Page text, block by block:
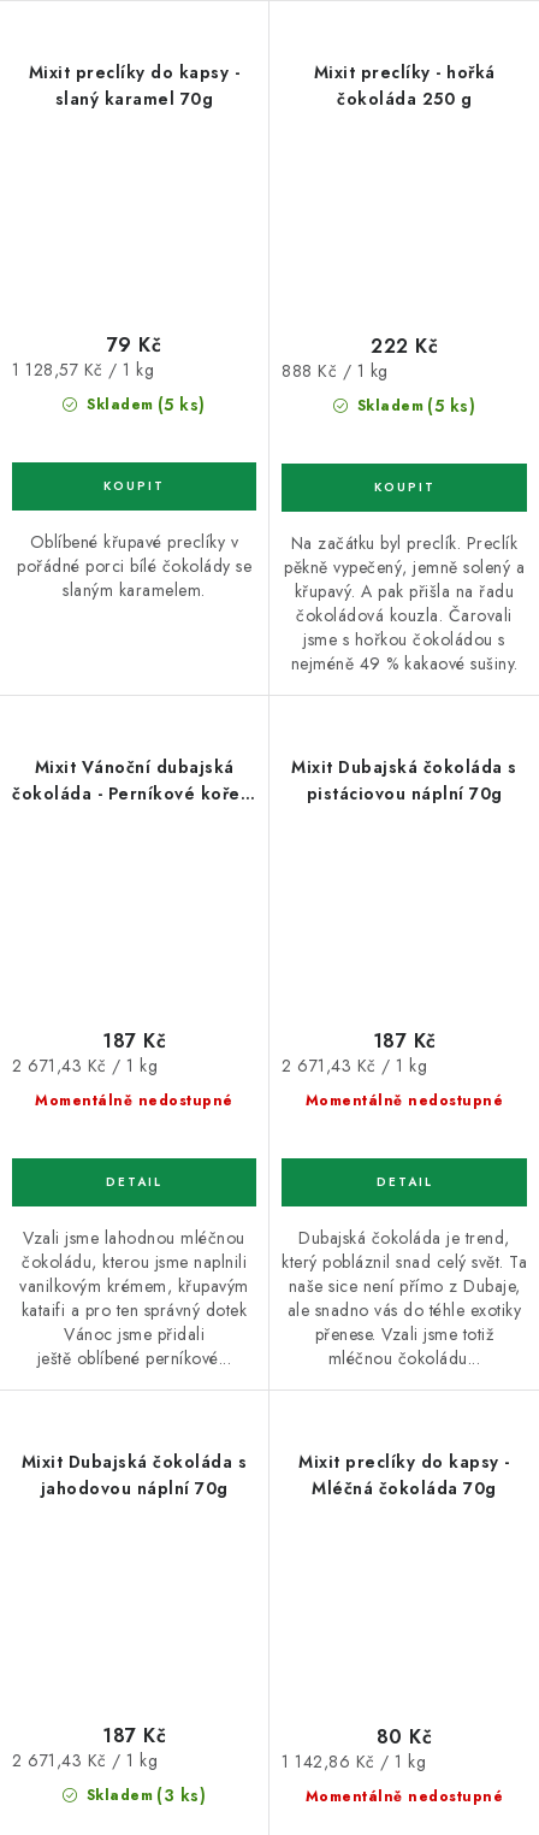
Mixit preclíky do kapsy -
slaný karamel 70g
Skladem (5 ks)
79 Kč
Měrná
1 128,57 Kč / 1 kg
Oblíbené křupavé preclíky v
pořádné porci bílé čokolády se
slaným karamelem.
Mixit preclíky - hořká
čokoláda 250 g
Skladem (5 ks)
222 Kč
Měrná
888 Kč / 1 kg
Na začátku byl preclík. Preclík
pěkně vypečený, jemně solený a
křupavý. A pak přišla na řadu
čokoládová kouzla. Čarovali
jsme s hořkou čokoládou s
nejméně 49 % kakaové sušiny.
Mixit Vánoční dubajská
čokoláda - Perníkové koření
Momentálně nedostupné
187 Kč
Měrná
cena:
2 671,43 Kč / 1 kg
Vzali jsme lahodnou mléčnou
čokoládu, kterou jsme naplnili
vanilkovým krémem, křupavým
kataifi a pro ten správný dotek
Vánoc jsme přidali
ještě oblíbené perníkové...
Mixit Dubajská čokoláda s
pistáciovou náplní 70g
Momentálně nedostupné
187 Kč
Měrná
cena:
2 671,43 Kč / 1 kg
Dubajská čokoláda je trend,
který pobláznil snad celý svět. Ta
naše sice není přímo z Dubaje,
ale snadno vás do téhle exotiky
přenese. Vzali jsme totiž
mléčnou čokoládu...
Mixit Dubajská čokoláda s
jahodovou náplní 70g
Skladem (3 ks)
187 Kč
Měrná
2 671,43 Kč / 1 kg
Mixit preclíky do kapsy -
Mléčná čokoláda 70g
Momentálně nedostupné
80 Kč
Měrná
cena:
1 142,86 Kč / 1 kg